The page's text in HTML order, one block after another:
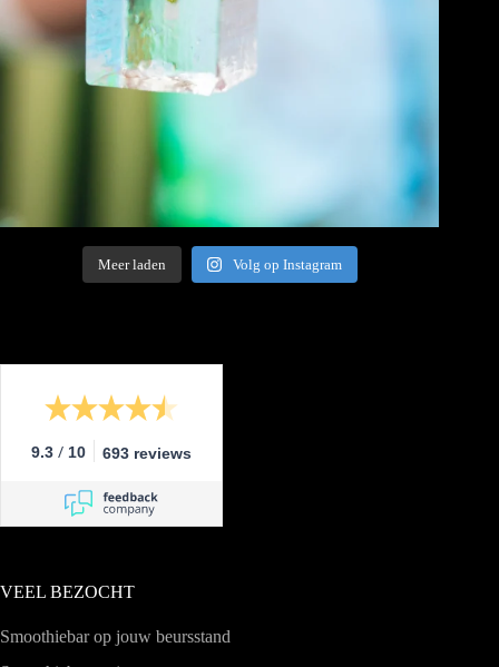
Meer laden Volg op Instagram
9.3 / 10 693 reviews
VEEL BEZOCHT
Smoothiebar op jouw beursstand